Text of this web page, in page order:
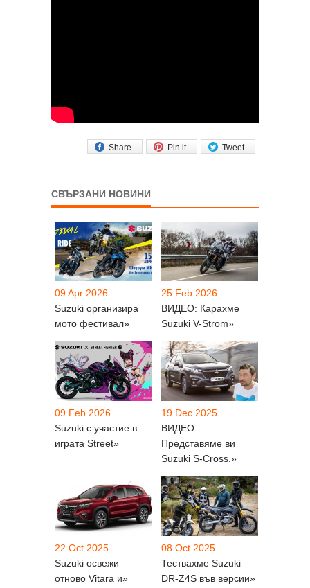
Tweet
Pin it
Share
СВЪРЗАНИ НОВИНИ
09 Apr 2026
Suzuki организира
мото фестивал»
25 Feb 2026
ВИДЕО: Карахме
Suzuki V-Strom»
09 Feb 2026
Suzuki с участие в
играта Street»
19 Dec 2025
ВИДЕО:
Представяме ви
Suzuki S-Cross.»
22 Oct 2025
Suzuki освежи
отново Vitara и»
08 Oct 2025
Тествахме Suzuki
DR-Z4S във версии»